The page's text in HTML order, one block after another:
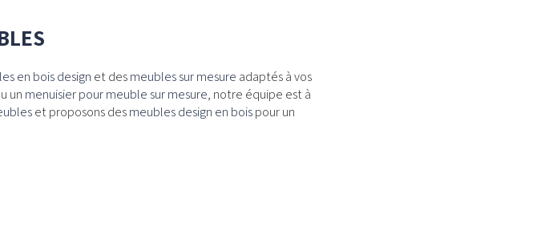
en bois design et desmeubles sur mesure adaptés à vos
un menuisier pour meuble sur mesure, notre équipe est à
et proposons desmeubles design en boispour un